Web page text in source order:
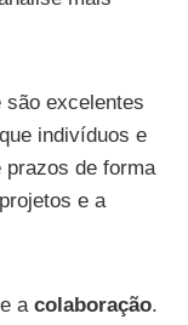
excelentes
indivíduos e
de forma
e a
a colaboração.